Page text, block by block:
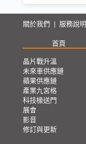
關於我們 服務說明
首頁
晶片戰升溫
未來車供應鏈
蘋果供應鏈
產業九宮格
科技椽送門
展會
影音
修訂與更新